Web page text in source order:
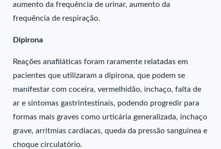
aumento da frequência de urinar, aumento da
frequência de respiração.
Dipirona
Reações anafiláticas foram raramente relatadas em
pacientes que utilizaram a dipirona, que podem se
manifestar com coceira, vermelhidão, inchaço, falta de
ar e sintomas gastrintestinais, podendo progredir para
formas mais graves como urticária generalizada, inchaço
grave, arritmias cardíacas, queda da pressão sanguínea e
choque circulatório.